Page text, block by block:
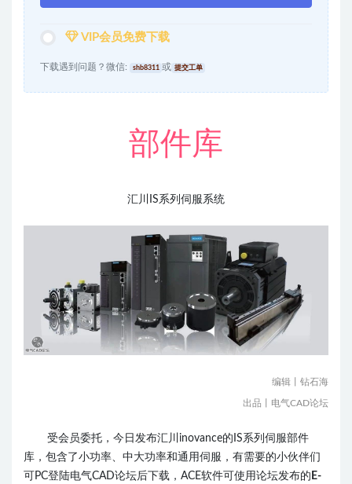
VIP会员免费下载
下载遇到问题？微信: shb8311 或 提交工单
部件库
汇川IS系列伺服系统
编辑丨钻石海
出品丨电气CAD论坛
受会员委托，今日发布汇川inovance的IS系列伺服部件
库，包含了小功率、中大功率和通用伺服， 有需要的小伙伴们
可PC登陆电气CAD论坛后下载，ACE软件可使用论坛发布的 E-